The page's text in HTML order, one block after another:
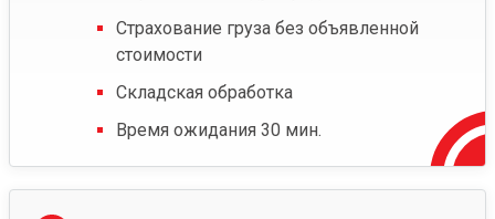
Страхование груза без объявленной
стоимости
Складская обработка
Время ожидания 30 мин.